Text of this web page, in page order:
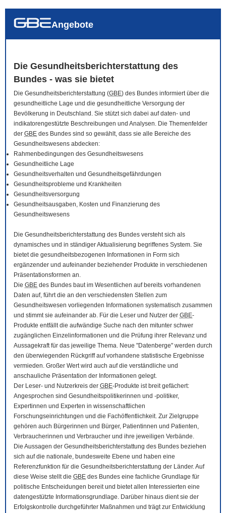
auch in allen Texten suchen (Volltextsuche)
Angebote
Die Gesundheitsberichterstattung des
Bundes - was sie bietet
Die Gesundheitsberichterstattung (GBE) des Bundes informiert über die
gesundheitliche Lage und die gesundheitliche Versorgung der
Bevölkerung in Deutschland. Sie stützt sich dabei auf daten- und
indikatorengestützte Beschreibungen und Analysen. Die Themenfelder
der GBE des Bundes sind so gewählt, dass sie alle Bereiche des
Gesundheitswesens abdecken:
Rahmenbedingungen des Gesundheitswesens
Gesundheitliche Lage
Gesundheitsverhalten und Gesundheitsgefährdungen
Gesundheitsprobleme und Krankheiten
Gesundheitsversorgung
Gesundheitsausgaben, Kosten und Finanzierung des
Gesundheitswesens
Die Gesundheitsberichterstattung des Bundes versteht sich als
dynamisches und in ständiger Aktualisierung begriffenes System. Sie
bietet die gesundheitsbezogenen Informationen in Form sich
ergänzender und aufeinander beziehender Produkte in verschiedenen
Präsentationsformen an.
Die GBE des Bundes baut im Wesentlichen auf bereits vorhandenen
Daten auf, führt die an den verschiedensten Stellen zum
Gesundheitswesen vorliegenden Informationen systematisch zusammen
und stimmt sie aufeinander ab. Für die Leser und Nutzer der GBE-
Produkte entfällt die aufwändige Suche nach den mitunter schwer
zugänglichen Einzelinformationen und die Prüfung ihrer Relevanz und
Aussagekraft für das jeweilige Thema. Neue "Datenberge" werden durch
den überwiegenden Rückgriff auf vorhandene statistische Ergebnisse
vermieden. Großer Wert wird auch auf die verständliche und
anschauliche Präsentation der Informationen gelegt.
Der Leser- und Nutzerkreis der GBE-Produkte ist breit gefächert:
Angesprochen sind Gesundheitspolitikerinnen und -politiker,
Expertinnen und Experten in wissenschaftlichen
Forschungseinrichtungen und die Fachöffentlichkeit. Zur Zielgruppe
gehören auch Bürgerinnen und Bürger, Patientinnen und Patienten,
Verbraucherinnen und Verbraucher und ihre jeweiligen Verbände.
Die Aussagen der Gesundheitsberichterstattung des Bundes beziehen
sich auf die nationale, bundesweite Ebene und haben eine
Referenzfunktion für die Gesundheitsberichterstattung der Länder. Auf
diese Weise stellt die GBE des Bundes eine fachliche Grundlage für
politische Entscheidungen bereit und bietet allen Interessierten eine
datengestützte Informationsgrundlage. Darüber hinaus dient sie der
Erfolgskontrolle durchgeführter Maßnahmen und trägt zur Entwicklung